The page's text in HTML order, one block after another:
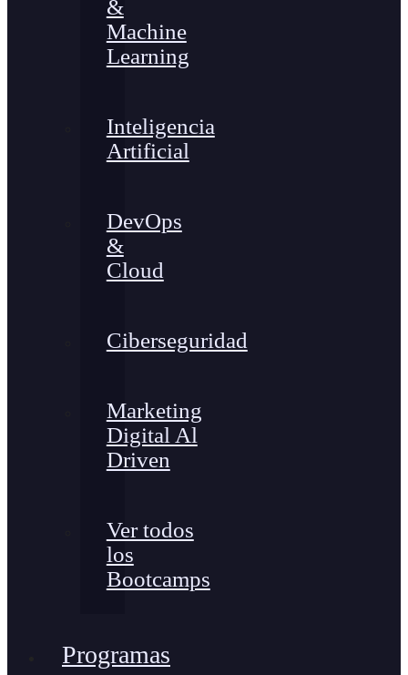
&
Machine
Learning
Inteligencia
Artificial
DevOps
&
Cloud
Ciberseguridad
Marketing
Digital Al
Driven
Ver todos
los
Bootcamps
Programas